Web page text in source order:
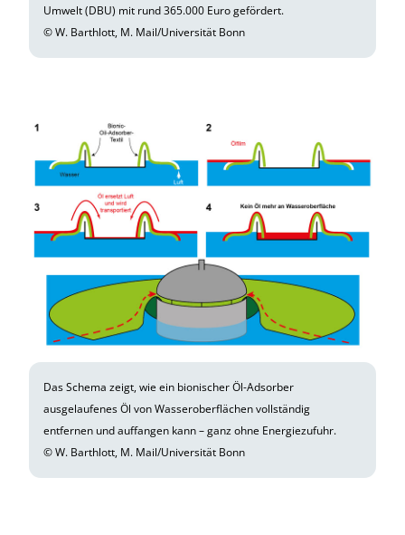
Umwelt (DBU) mit rund 365.000 Euro gefördert.
© W. Barthlott, M. Mail/Universität Bonn
Das Schema zeigt, wie ein bionischer Öl-Adsorber
ausgelaufenes Öl von Wasseroberflächen vollständig
entfernen und auffangen kann – ganz ohne Energiezufuhr.
© W. Barthlott, M. Mail/Universität Bonn